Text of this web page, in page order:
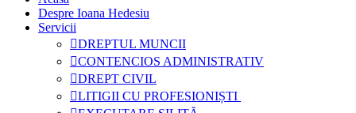
Despre Ioana Hedesiu
Servicii
DREPTUL MUNCII
CONTENCIOS ADMINISTRATIV
DREPT CIVIL
LITIGII CU PROFESIONIȘTI